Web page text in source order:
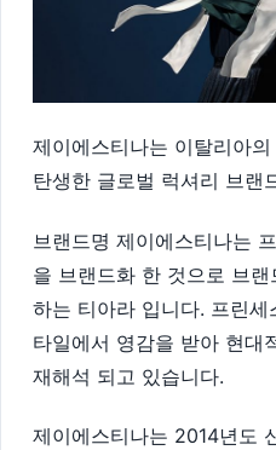
제이에스티나는 이탈리아
탄생한 글로벌 럭셔리 브랜
브랜드명 제이에스티나는
을 브랜드화 한 것으로 브
하는 티아라 입니다. 프린
타일에서 영감을 받아 현대
재해석 되고 있습니다.
제이에스티나는 2014년도